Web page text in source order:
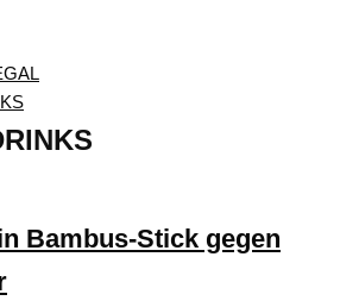
Bambus-Stick gegen